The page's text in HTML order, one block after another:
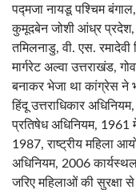
पद्मजा नायडू पश्चिम
कुमूदबेन जोशी आंध्र प्रदेश,
तमिलनाडु, वी. एस.
मार्गरेट अल्वा उत्तराखंड,
बनाकर भेजा था कांग्रेस ने
हिंदू उत्तराधिकार
प्रतिषेध अधिनियम, 1961
1987, राष्ट्रीय महिला
अधिनियम, 2006
जरिए महिलाओं की सुरक्षा